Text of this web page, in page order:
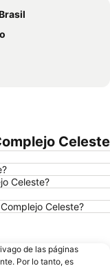
Celeste
Celeste?
Celeste?
de las páginas
Por lo tanto, es